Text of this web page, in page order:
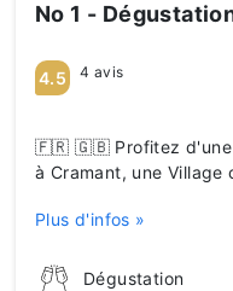
No 1 -
Dégustation
🇫🇷 🇬🇧 Profitez d'une
à Cramant, une Village
Plus d'infos »
4.5 4 avis